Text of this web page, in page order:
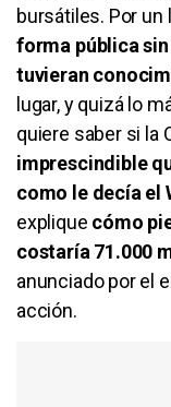
bursátiles. Por un
forma pública
tuvieran
lugar, y quizá lo
quiere saber si la
imprescindible
como le decía el
explique cómo
costaría 71.000
anunciado por el
acción.